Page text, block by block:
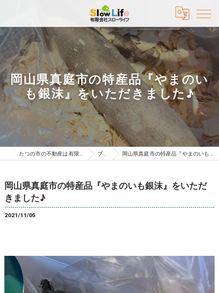
岡山県真庭市の特産品『やまのい
も銀沫』をいただきました♪
たつの市の不動産は有限会社スローライフ ブログ 岡山県真庭市の特産品『やまのいも銀沫』をいただきました♪
岡山県真庭市の特産品『やまのいも銀沫』をいただ
きました♪
2021/11/05